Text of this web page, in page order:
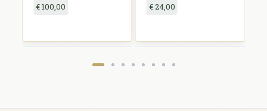
€ 100,00 € 24,00